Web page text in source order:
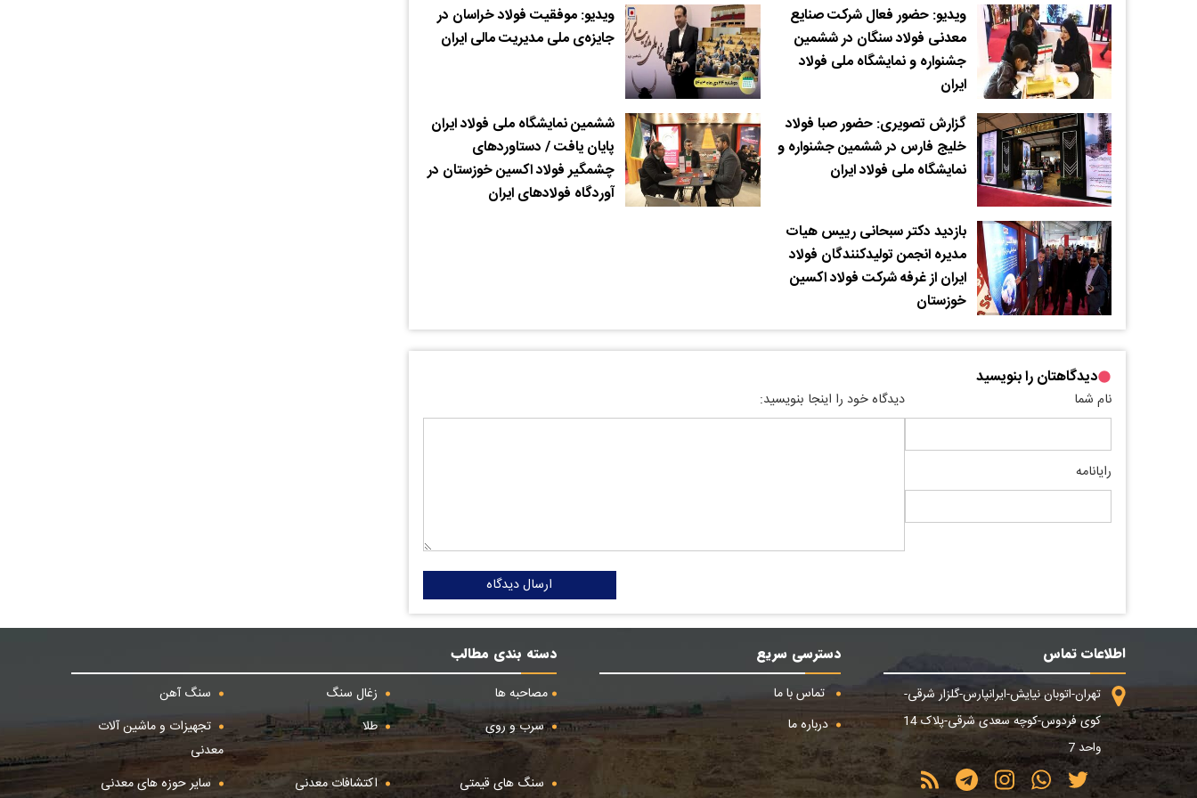
ویدیو: حضور فعال شرکت صنایع
معدنی فولاد سنگان در ششمین
جشنواره و نمایشگاه ملی فولاد
ایران
ویدیو: موفقیت فولاد خراسان در
جایزه‌ی ملی مدیریت مالی ایران
گزارش تصویری: حضور صبا فولاد
خلیج فارس در ششمین جشنواره و
نمایشگاه ملی فولاد ایران
ششمین نمایشگاه ملی فولاد ایران
پایان یافت / دستاوردهای
چشمگیر فولاد اکسین خوزستان در
آوردگاه فولادهای ایران
بازدید دکتر سبحانی رییس هیات
مدیره انجمن تولیدکنندگان فولاد
ایران از غرفه شرکت فولاد اکسین
خوزستان
دیدگاهتان را بنویسید
نام شما
رایانامه
دیدگاه خود را اینجا بنویسید:
ارسال دیدگاه
اطلاعات تماس
تهران-اتوبان نیایش-ایرانپارس-گلزار شرقی-
کوی فردوس-کوچه سعدی شرقی-پلاک 14
واحد 7
دسترسی سریع
تماس با ما
درباره ما
دسته بندی مطالب
مصاحبه ها
زغال سنگ
سنگ آهن
سرب و روی
طلا
تجهیزات و ماشین آلات
معدنی
سنگ های قیمتی
اکتشافات معدنی سایر حوزه های معدنی